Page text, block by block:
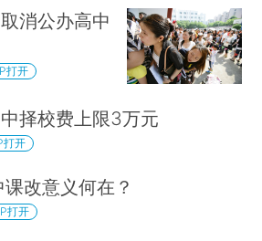
消公办高中
打开
择校费上限3万元
打开
改意义何在？
打开